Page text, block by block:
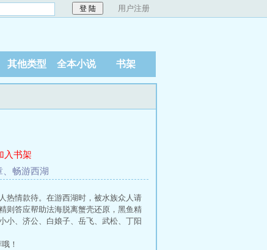
用户注册
其他类型 全本小说 书架
入书架
畅游西湖
热情款待。在游西湖时，被水族众人请
则答应帮助法海脱离蟹壳还原，黑鱼精
小、济公、白娘子、岳飞、武松、丁阳
！